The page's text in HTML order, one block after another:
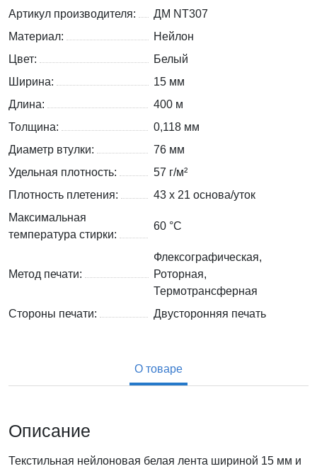
Артикул производителя:
ДМ NT307
Материал:
Нейлон
Цвет:
Белый
Ширина:
15 мм
Длина:
400 м
Толщина:
0,118 мм
Диаметр втулки:
76 мм
Удельная плотность:
57 г/м²
Плотность плетения:
43 х 21 основа/уток
Максимальная
температура стирки:
60 °C
Метод печати:
Флексографическая,
Роторная,
Термотрансферная
Стороны печати:
Двусторонняя печать
О товаре
Описание
Текстильная нейлоновая белая лента шириной 15 мм и